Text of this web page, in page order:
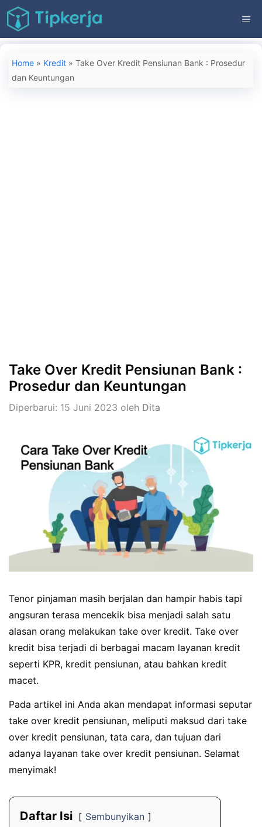
Langsung
ke
isi
Home » Kredit » Take Over Kredit Pensiunan Bank : Prosedur
dan Keuntungan
Take Over Kredit Pensiunan Bank :
Prosedur dan Keuntungan
Diperbarui: 15 Juni 2023 oleh Dita
Tenor pinjaman masih berjalan dan hampir habis tapi
angsuran terasa mencekik bisa menjadi salah satu
alasan orang melakukan take over kredit. Take over
kredit bisa terjadi di berbagai macam layanan kredit
seperti KPR, kredit pensiunan, atau bahkan kredit
macet.
Pada artikel ini Anda akan mendapat informasi seputar
take over kredit pensiunan, meliputi maksud dari take
over kredit pensiunan, tata cara, dan tujuan dari
adanya layanan take over kredit pensiunan. Selamat
menyimak!
Daftar Isi
Sembunyikan